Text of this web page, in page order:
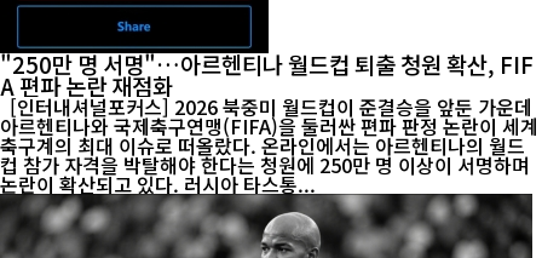
"250만 명 서명"…아르헨티나 월드컵 퇴출 청원 확산, FIF
A 편파 논란 재점화
[인터내셔널포커스] 2026 북중미 월드컵이 준결승을 앞둔 가운데
아르헨티나와 국제축구연맹(FIFA)을 둘러싼 편파 판정 논란이 세계
축구계의 최대 이슈로 떠올랐다. 온라인에서는 아르헨티나의 월드
컵 참가 자격을 박탈해야 한다는 청원에 250만 명 이상이 서명하며
논란이 확산되고 있다. 러시아 타스통...